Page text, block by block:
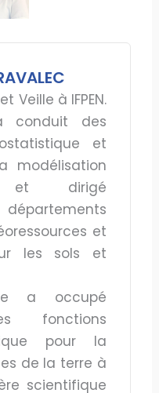
Veille à IFPEN.
conduit des
et
modélisation
et dirigé
départements
et
les sols et
a occupé
fonctions
pour la
de la terre à
scientifique